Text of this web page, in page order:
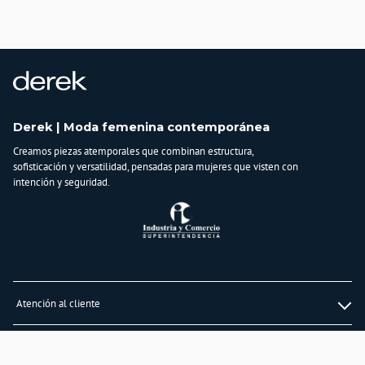
BAGUER SAS
Lavar en maquina, no usar blanqueadores,lavar y secar con colores similares y
planchar a temperatura tibia
Composición:
98 % ALGODÓN
Derek | Moda femenina contemporánea
Creamos piezas atemporales que combinan estructura,
sofisticación y versatilidad, pensadas para mujeres que visten con
intención y seguridad.
Atención al cliente